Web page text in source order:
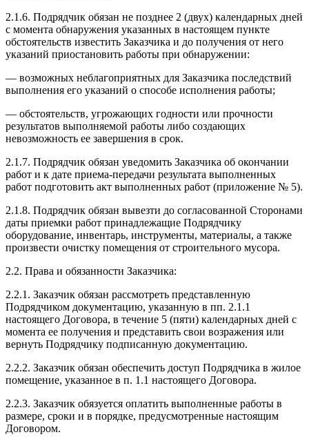
2.1.6. Подрядчик обязан не позднее 2 (двух) календарных дней
с момента обнаружения указанных в настоящем пункте
обстоятельств известить Заказчика и до получения от него
указаний приостановить работы при обнаружении:
— возможных неблагоприятных для Заказчика последствий
выполнения его указаний о способе исполнения работы;
— обстоятельств, угрожающих годности или прочности
результатов выполняемой работы либо создающих
невозможность ее завершения в срок.
2.1.7. Подрядчик обязан уведомить Заказчика об окончании
работ и к дате приема-передачи результата выполненных
работ подготовить акт выполненных работ (приложение № 5).
2.1.8. Подрядчик обязан вывезти до согласованной Сторонами
даты приемки работ принадлежащие Подрядчику
оборудование, инвентарь, инструменты, материалы, а также
произвести очистку помещения от строительного мусора.
2.2. Права и обязанности Заказчика:
2.2.1. Заказчик обязан рассмотреть представленную
Подрядчиком документацию, указанную в пп. 2.1.1
настоящего Договора, в течение 5 (пяти) календарных дней с
момента ее получения и представить свои возражения или
вернуть Подрядчику подписанную документацию.
2.2.2. Заказчик обязан обеспечить доступ Подрядчика в жилое
помещение, указанное в п. 1.1 настоящего Договора.
2.2.3. Заказчик обязуется оплатить выполненные работы в
размере, сроки и в порядке, предусмотренные настоящим
Договором.